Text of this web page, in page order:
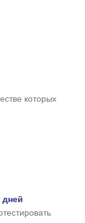
которых
дней